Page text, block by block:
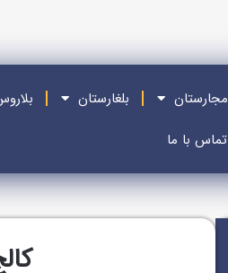
مجارستان بلغارستان
تماس با ما